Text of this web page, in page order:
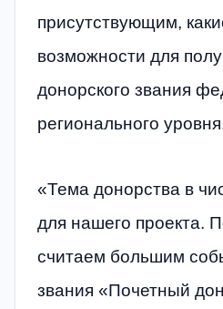
присутствующим,
возможности для
донорского звания
регионального
«Тема донорства в
для нашего проекта.
считаем большим
звания «Почетный